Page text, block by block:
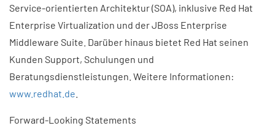
Service-orientierten Architektur (SOA), inklusive Red Hat
Enterprise Virtualization und der JBoss Enterprise
Middleware Suite. Darüber hinaus bietet Red Hat seinen
Kunden Support, Schulungen und
Beratungsdienstleistungen. Weitere Informationen:
www.redhat.de
Forward-Looking Statements